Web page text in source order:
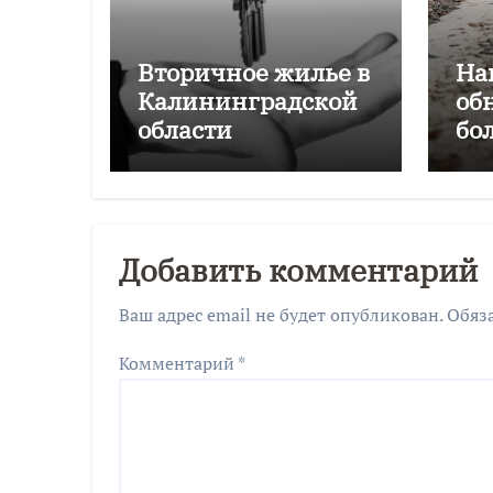
Вторичное жилье в
Калининградской
области
подорожало на
Добавить комментарий
Ваш адрес email не будет опубликован.
Комментарий *